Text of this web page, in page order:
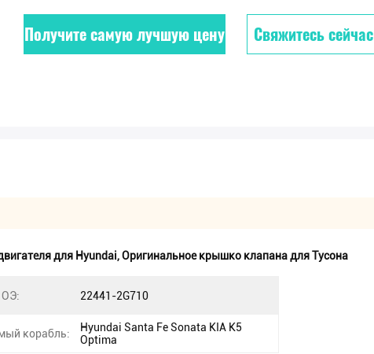
Получите самую лучшую цену Свяжитесь сейчас
для Hyundai,Оригинальное крышко клапана для Тусона
ОЭ: 22441-2G710
корабль:
Hyundai Santa Fe Sonata KIA K5
Optima